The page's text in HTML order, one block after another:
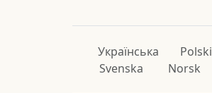
Українська Polski
Svenska
Norsk